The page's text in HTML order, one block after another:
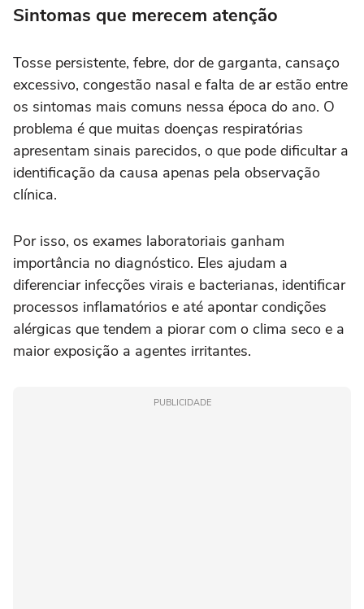
Sintomas que merecem atenção
Tosse persistente, febre, dor de garganta, cansaço
excessivo, congestão nasal e falta de ar estão entre
os sintomas mais comuns nessa época do ano. O
problema é que muitas doenças respiratórias
apresentam sinais parecidos, o que pode dificultar a
identificação da causa apenas pela observação
clínica.
Por isso, os exames laboratoriais ganham
importância no diagnóstico. Eles ajudam a
diferenciar infecções virais e bacterianas, identificar
processos inflamatórios e até apontar condições
alérgicas que tendem a piorar com o clima seco e a
maior exposição a agentes irritantes.
PUBLICIDADE